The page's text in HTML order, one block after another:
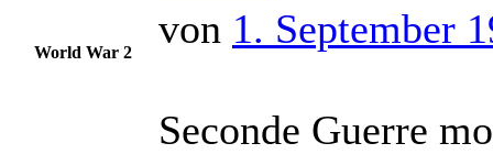
World War 2
von 1. September
Seconde Guerre